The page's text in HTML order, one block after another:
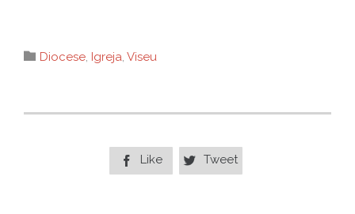
 Category
Diocese, Igreja, Viseu
 Like  Tweet